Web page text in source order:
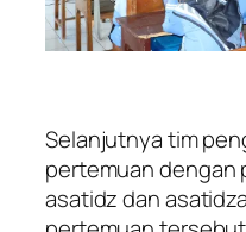
Selanjutnya tim
pertemuan dengan
asatidz dan